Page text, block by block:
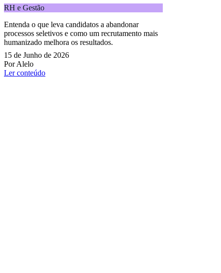
RH e Gestão
Entenda o que leva candidatos a abandonar
processos seletivos e como um recrutamento mais
humanizado melhora os resultados.
15 de Junho de 2026
Por Alelo
Ler conteúdo